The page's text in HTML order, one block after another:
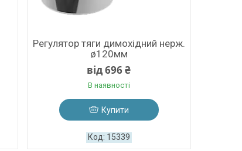
Регулятор тяги димохідний нерж.
ø120мм
від 696 ₴
В наявності
Купити
15339